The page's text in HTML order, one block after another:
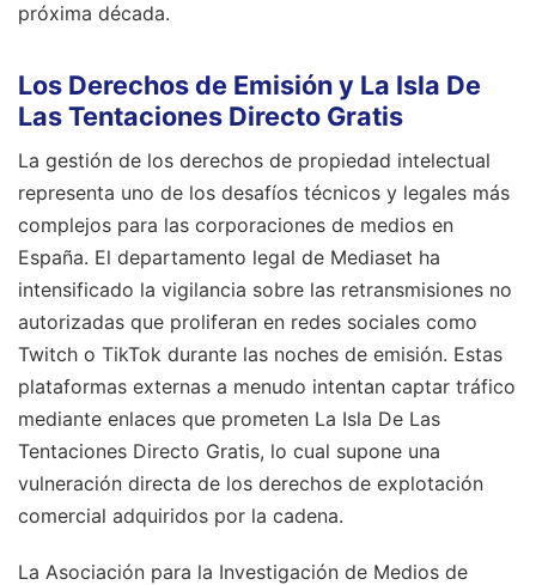
próxima década.
Los Derechos de Emisión y La Isla De
Las Tentaciones Directo Gratis
La gestión de los derechos de propiedad intelectual
representa uno de los desafíos técnicos y legales más
complejos para las corporaciones de medios en
España. El departamento legal de Mediaset ha
intensificado la vigilancia sobre las retransmisiones no
autorizadas que proliferan en redes sociales como
Twitch o TikTok durante las noches de emisión. Estas
plataformas externas a menudo intentan captar tráfico
mediante enlaces que prometen La Isla De Las
Tentaciones Directo Gratis, lo cual supone una
vulneración directa de los derechos de explotación
comercial adquiridos por la cadena.
La Asociación para la Investigación de Medios de